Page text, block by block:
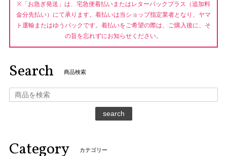
※「お急ぎ発送」は、宅急便着払いまたはレターパックプラス（追加料
金分先払い）にて承ります。着払いは当ショップ指定業者となり、ヤマ
ト運輸またはゆうパックです。着払いをご希望の際は、ご購入後に、そ
の旨を忘れずにお知らせください。
Search 商品検索
search
Category カテゴリー